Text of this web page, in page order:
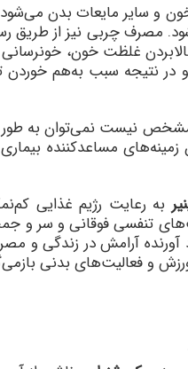
و سایر مایعات بدن
مصرف چربی نیز از طریق
غلظت خون،
نتیجه سبب به‌هم خوردن
مشخص نیست نمی‌توان به
مساعد‌کننده
به رعایت رژیم غذایی
تنفسی فوقانی و سر و
آرامش در زندگی و
و فعالیت‌های بدنی